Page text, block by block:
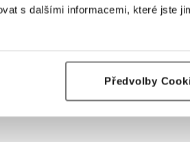
s dalšími informacemi, které jste
Předvolby